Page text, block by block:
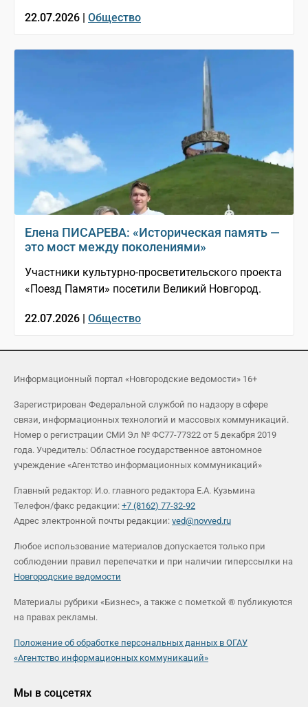
22.07.2026 | Общество
Елена ПИСАРЕВА: «Историческая память —
это мост между поколениями»
Участники культурно-просветительского проекта
«Поезд Памяти» посетили Великий Новгород.
22.07.2026 | Общество
Информационный портал «Новгородские ведомости» 16+
Зарегистрирован Федеральной службой по надзору в сфере
связи, информационных технологий и массовых коммуникаций.
Номер о регистрации СМИ Эл № ФС77-77322 от 5 декабря 2019
года. Учредитель: Областное государственное автономное
учреждение «Агентство информационных коммуникаций»
Главный редактор: И.о. главного редактора Е.А. Кузьмина
Телефон/факс редакции: +7 (8162) 77-32-92
Адрес электронной почты редакции: ved@novved.ru
Любое использование материалов допускается только при
соблюдении правил перепечатки и при наличии гиперссылки на
Новгородские ведомости
Материалы рубрики «Бизнес», а также с пометкой ® публикуются
на правах рекламы.
Положение об обработке персональных данных в ОГАУ
«Агентство информационных коммуникаций»
Мы в соцсетях